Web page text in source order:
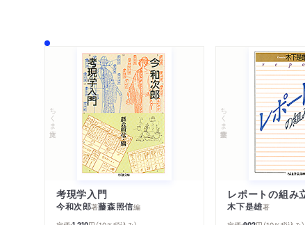
ちくま文庫
考現学入門
今和次郎著藤森照信編
ちくま学芸文庫
レポートの組み
木下是雄著